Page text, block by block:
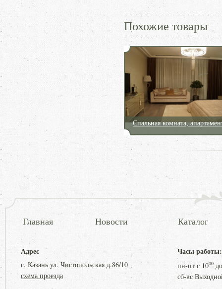
Похожие товары
Спальная комната,
Главная Новости Каталог
Адрес
г. Казань ул. Чистопольская д.86/10
схема проезда
Часы работы:
пн-пт с 1000
сб-вс